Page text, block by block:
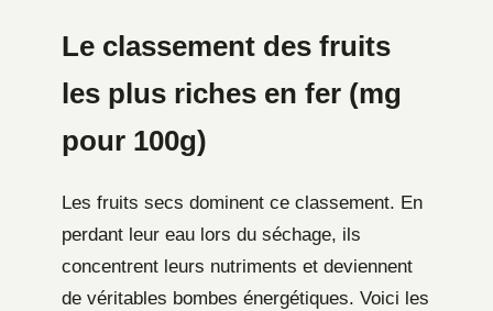
Le classement des fruits
les plus riches en fer (mg
pour 100g)
Les fruits secs dominent ce classement. En
perdant leur eau lors du séchage, ils
concentrent leurs nutriments et deviennent
de véritables bombes énergétiques. Voici les